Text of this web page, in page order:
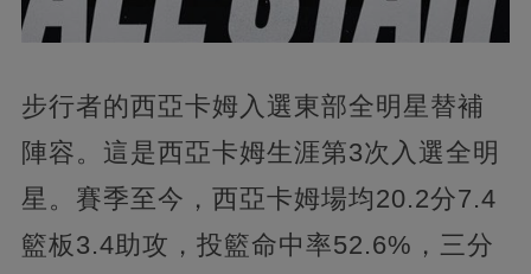
步行者的西亞卡姆入選東部全明星替補
陣容。這是西亞卡姆生涯第3次入選全明
星。賽季至今，西亞卡姆場均20.2分7.4
籃板3.4助攻，投籃命中率52.6%，三分